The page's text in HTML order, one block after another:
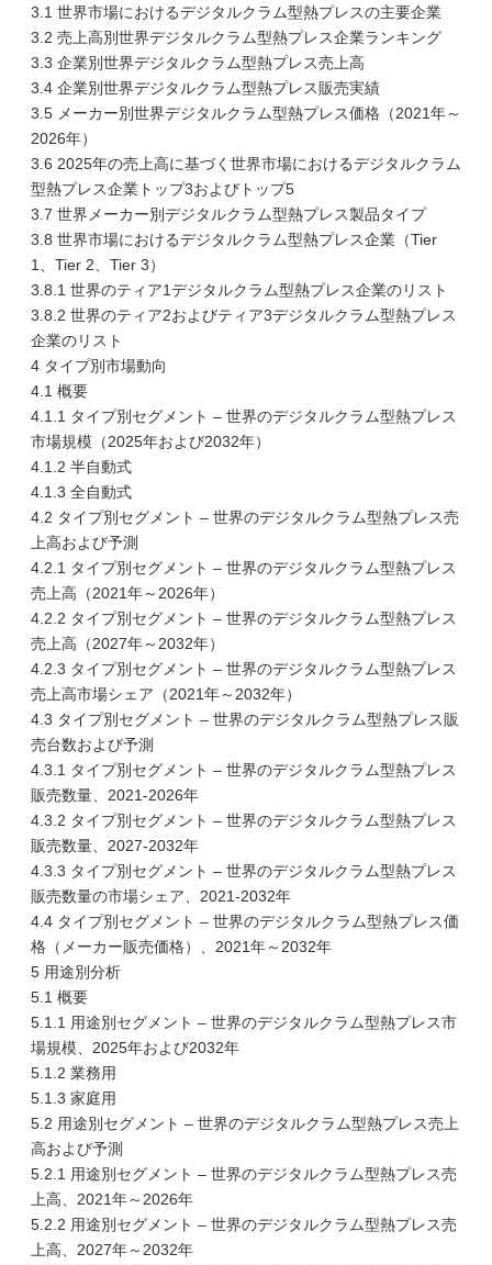
3.1 世界市場におけるデジタルクラム型熱プレスの主要企業
3.2 売上高別世界デジタルクラム型熱プレス企業ランキング
3.3 企業別世界デジタルクラム型熱プレス売上高
3.4 企業別世界デジタルクラム型熱プレス販売実績
3.5 メーカー別世界デジタルクラム型熱プレス価格（2021年～
2026年）
3.6 2025年の売上高に基づく世界市場におけるデジタルクラム
型熱プレス企業トップ3およびトップ5
3.7 世界メーカー別デジタルクラム型熱プレス製品タイプ
3.8 世界市場におけるデジタルクラム型熱プレス企業（Tier
1、Tier 2、Tier 3）
3.8.1 世界のティア1デジタルクラム型熱プレス企業のリスト
3.8.2 世界のティア2およびティア3デジタルクラム型熱プレス
企業のリスト
4 タイプ別市場動向
4.1 概要
4.1.1 タイプ別セグメント – 世界のデジタルクラム型熱プレス
市場規模（2025年および2032年）
4.1.2 半自動式
4.1.3 全自動式
4.2 タイプ別セグメント – 世界のデジタルクラム型熱プレス売
上高および予測
4.2.1 タイプ別セグメント – 世界のデジタルクラム型熱プレス
売上高（2021年～2026年）
4.2.2 タイプ別セグメント – 世界のデジタルクラム型熱プレス
売上高（2027年～2032年）
4.2.3 タイプ別セグメント – 世界のデジタルクラム型熱プレス
売上高市場シェア（2021年～2032年）
4.3 タイプ別セグメント – 世界のデジタルクラム型熱プレス販
売台数および予測
4.3.1 タイプ別セグメント – 世界のデジタルクラム型熱プレス
販売数量、2021-2026年
4.3.2 タイプ別セグメント – 世界のデジタルクラム型熱プレス
販売数量、2027-2032年
4.3.3 タイプ別セグメント – 世界のデジタルクラム型熱プレス
販売数量の市場シェア、2021-2032年
4.4 タイプ別セグメント – 世界のデジタルクラム型熱プレス価
格（メーカー販売価格）、2021年～2032年
5 用途別分析
5.1 概要
5.1.1 用途別セグメント – 世界のデジタルクラム型熱プレス市
場規模、2025年および2032年
5.1.2 業務用
5.1.3 家庭用
5.2 用途別セグメント – 世界のデジタルクラム型熱プレス売上
高および予測
5.2.1 用途別セグメント – 世界のデジタルクラム型熱プレス売
上高、2021年～2026年
5.2.2 用途別セグメント – 世界のデジタルクラム型熱プレス売
上高、2027年～2032年